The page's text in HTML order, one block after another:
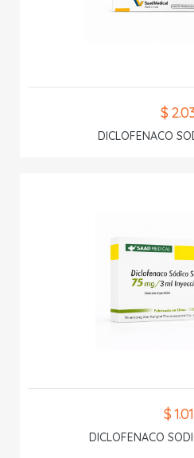
$
DICLOFENACO
$ 1.01
DICLOFENACO